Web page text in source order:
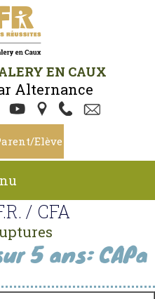
EN CAUX
Alternance
Elève
/ CFA
5 ans: CAPa